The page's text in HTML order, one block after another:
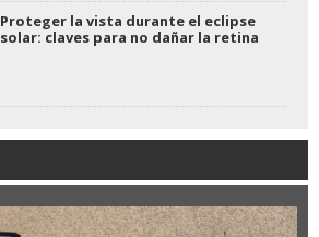
Proteger la vista durante el eclipse
solar: claves para no dañar la retina